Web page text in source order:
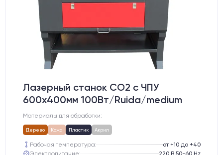
Лазерный станок CO2 c ЧПУ
600х400мм 100Вт/Ruida/medium
Материалы для обработки:
Дерево Кожа Пластик Акрил
Рабочая температура:
от +10 до +40
Электропитание:
220 В 50-60 Hz